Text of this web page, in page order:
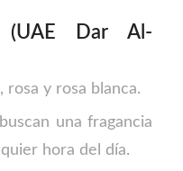
(UAE Dar Al-
y rosa blanca.
una fragancia
hora del día.